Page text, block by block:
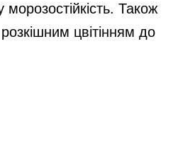
Також
цвітінням до